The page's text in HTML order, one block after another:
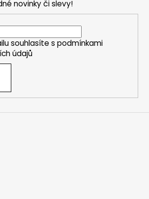
novinky či slevy!
souhlasíte s podmínkami
údajů